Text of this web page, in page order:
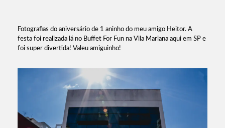
Fotografias do aniversário de 1 aninho do meu amigo Heitor. A
festa foi realizada lá no Buffet For Fun na Vila Mariana aqui em SP e
foi super divertida! Valeu amiguinho!